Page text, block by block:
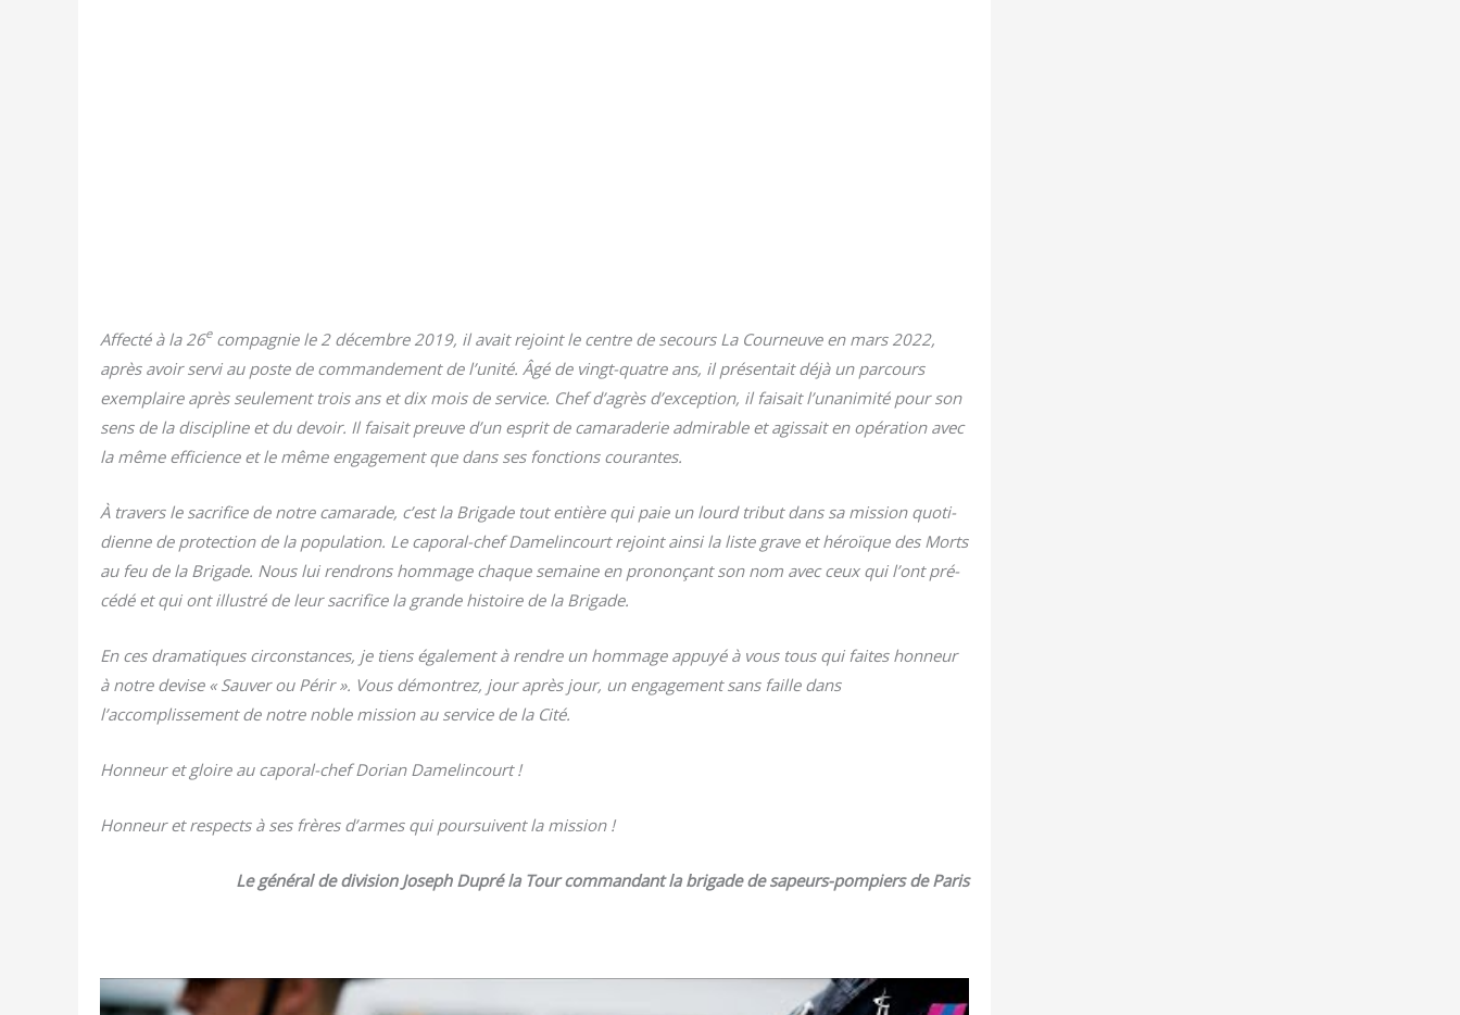
Affec­té à la 26ecom­pa­gnie le 2 décembre 2019, il avait rejoint le centre de secours La Cour­neuve en mars 2022,
après avoir ser­vi au poste de com­man­de­ment de l’unité. Âgé de vingt-quatre ans, il pré­sen­tait déjà un par­cours
exem­plaire après seule­ment trois ans et dix mois de ser­vice. Chef d’agrès d’exception, il fai­sait l’unanimité pour son
sens de la dis­ci­pline et du devoir. Il fai­sait preuve d’un esprit de cama­ra­de­rie admi­rable et agis­sait en opé­ra­tion avec
la même effi­cience et le même enga­ge­ment que dans ses fonc­tions courantes.
À tra­vers le sacri­fice de notre cama­rade, c’est la Bri­gade tout entière qui paie un lourd tri­but dans sa mis­sion quo­ti­
dienne de pro­tec­tion de la popu­la­tion. Le capo­ral-chef Dame­lin­court rejoint ain­si la liste grave et héroïque des Morts
au feu de la Bri­gade. Nous lui ren­drons hom­mage chaque semaine en pro­non­çant son nom avec ceux qui l’ont pré­
cé­dé et qui ont illus­tré de leur sacri­fice la grande his­toire de la Brigade.
En ces dra­ma­tiques cir­cons­tances, je tiens éga­le­ment à rendre un hom­mage appuyé à vous tous qui faites hon­neur
à notre devise « Sau­ver ou Périr ». Vous démon­trez, jour après jour, un enga­ge­ment sans faille dans
l’accomplissement de notre noble mis­sion au ser­vice de la Cité.
Hon­neur et gloire au capo­ral-chef Dorian Damelincourt !
Hon­neur et res­pects à ses frères d’armes qui pour­suivent la mission !
Le géné­ral de divi­sion Joseph Dupré la Tour com­man­dant la bri­gade de sapeurs-pom­piers de Paris